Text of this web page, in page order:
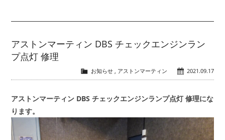
アストンマーティン DBS チェックエンジンラン
プ点灯 修理
2021.09.17
お知らせ, アストンマーティン
アストンマーティン DBS チェックエンジンランプ点灯 修理にな
ります。